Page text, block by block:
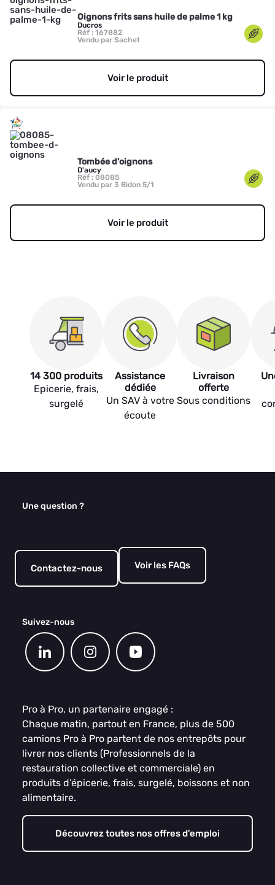
Oignons frits sans huile de palme 1 kg
Ducros
Réf : 167882
Vendu par Sachet
Voir le produit
Tombée d'oignons
D'aucy
Réf : 08085
Vendu par 3 Bidon 5/1
Voir le produit
14 300 produits
Epicerie, frais,
surgelé
Assistance
dédiée
Un SAV à votre
écoute
Livraison
offerte
Sous conditions
Une question ?
Contactez-nous Voir les FAQs
Suivez-nous
Pro à Pro, un partenaire engagé :
Chaque matin, partout en France, plus de 500
camions Pro à Pro partent de nos entrepôts pour
livrer nos clients (Professionnels de la
restauration collective et commerciale) en
produits d’épicerie, frais, surgelé, boissons et non
alimentaire.
Découvrez toutes nos offres d’emploi